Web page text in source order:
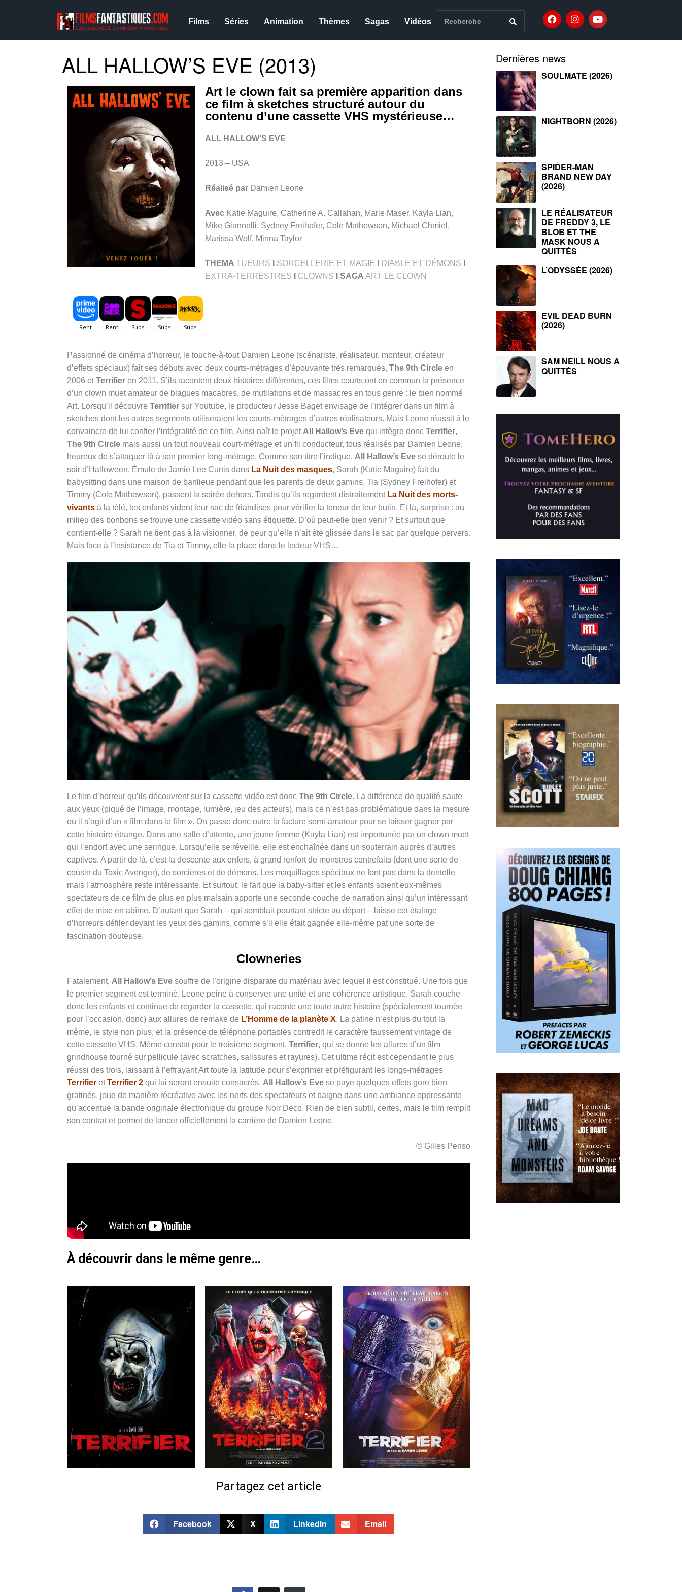
Films Séries Animation Thèmes Sagas Vidéos
ALL HALLOW’S EVE (2013)
Art le clown fait sa première apparition dans
ce film à sketches structuré autour du
contenu d’une cassette VHS mystérieuse…
ALL HALLOW’S EVE
2013 – USA
Réalisé par Damien Leone
Avec Katie Maguire, Catherine A. Callahan, Marie Maser, Kayla Lian,
Mike Giannelli, Sydney Freihofer, Cole Mathewson, Michael Chmiel,
Marissa Wolf, Minna Taylor
THEMA TUEURS SORCELLERIE ET MAGIE DIABLE ET DÉMONS
EXTRA-TERRESTRES
CLOWNS I SAGA ART LE CLOWN
Passionné de cinéma d’horreur, le touche-à-tout Damien Leone (scénariste, réalisateur, monteur, créateur
d’effets spéciaux) fait ses débuts avec deux courts-métrages d’épouvante très remarqués, The 9th Circle en
2006 etTerrifier en 2011. S’ils racontent deux histoires différentes, ces films courts ont en commun la présence
d’un clown muet amateur de blagues macabres, de mutilations et de massacres en tous genre : le bien nommé
Art. Lorsqu’il découvre Terrifier sur Youtube, le producteur Jesse Baget envisage de l’intégrer dans un film à
sketches dont les autres segments utiliseraient les courts-métrages d’autres réalisateurs. Mais Leone réussit à le
convaincre de lui confier l’intégralité de ce film. Ainsi naît le projet All Hallow’s Eve qui intègre donc Terrifier,
The 9th Circle mais aussi un tout nouveau court-métrage et un fil conducteur, tous réalisés par Damien Leone,
heureux de s’attaquer là à son premier long-métrage. Comme son titre l’indique, All Hallow’s Eve se déroule le
soir d’Halloween. Émule de Jamie Lee Curtis dans La Nuit des masques, Sarah (Katie Maguire) fait du
babysitting dans une maison de banlieue pendant que les parents de deux gamins, Tia (Sydney Freihofer) et
Timmy (Cole Mathewson), passent la soirée dehors. Tandis qu’ils regardent distraitement La Nuit des morts-
vivants à la télé, les enfants vident leur sac de friandises pour vérifier la teneur de leur butin. Et là, surprise : au
milieu des bonbons se trouve une cassette vidéo sans étiquette. D’où peut-elle bien venir ? Et surtout que
contient-elle ? Sarah ne tient pas à la visionner, de peur qu’elle n’ait été glissée dans le sac par quelque pervers.
Mais face à l’insistance de Tia et Timmy, elle la place dans le lecteur VHS…
Le film d’horreur qu’ils découvrent sur la cassette vidéo est donc The 9th Circle. La différence de qualité saute
aux yeux (piqué de l’image, montage, lumière, jeu des acteurs), mais ce n’est pas problématique dans la mesure
où il s’agit d’un « film dans le film ». On passe donc outre la facture semi-amateur pour se laisser gagner par
cette histoire étrange. Dans une salle d’attente, une jeune femme (Kayla Lian) est importunée par un clown muet
qui l’endort avec une seringue. Lorsqu’elle se réveille, elle est enchaînée dans un souterrain auprès d’autres
captives. A partir de là, c’est la descente aux enfers, à grand renfort de monstres contrefaits (dont une sorte de
cousin du Toxic Avenger), de sorcières et de démons. Les maquillages spéciaux ne font pas dans la dentelle
mais l’atmosphère reste intéressante. Et surtout, le fait que la baby-sitter et les enfants soient eux-mêmes
spectateurs de ce film de plus en plus malsain apporte une seconde couche de narration ainsi qu’un intéressant
effet de mise en abîme. D’autant que Sarah – qui semblait pourtant stricte au départ – laisse cet étalage
d’horreurs défiler devant les yeux des gamins, comme s’il elle était gagnée elle-même pat une sorte de
fascination douteuse.
Clowneries
Fatalement, All Hallow’s Eve souffre de l’origine disparate du matériau avec lequel il est constitué. Une fois que
le premier segment est terminé, Leone peine à conserver une unité et une cohérence artistique. Sarah couche
donc les enfants et continue de regarder la cassette, qui raconte une toute autre histoire (spécialement tournée
pour l’occasion, donc) aux allures de remake de L’Homme de la planète X. La patine n’est plus du tout la
même, le style non plus, et la présence de téléphone portables contredit le caractère faussement vintage de
cette cassette VHS. Même constat pour le troisième segment, Terrifier, qui se donne les allures d’un film
grindhouse tourné sur pellicule (avec scratches, salissures et rayures). Cet ultime récit est cependant le plus
réussi des trois, laissant à l’effrayant Art toute la latitude pour s’exprimer et préfigurant les longs-métrages
Terrifier etTerrifier 2 qui lui seront ensuite consacrés. All Hallow’s Eve se paye quelques effets gore bien
gratinés, joue de manière récréative avec les nerfs des spectateurs et baigne dans une ambiance oppressante
qu’accentue la bande originale électronique du groupe Noir Deco. Rien de bien subtil, certes, mais le film remplit
son contrat et permet de lancer officiellement la carrière de Damien Leone.
© Gilles Penso
À découvrir dans le même genre…
Partagez cet article
Facebook X Linkedin Email
Dernières news
SOULMATE (2026)
NIGHTBORN (2026)
SPIDER-MAN
BRAND NEW DAY
(2026)
LE RÉALISATEUR
DE FREDDY 3, LE
BLOB ET THE
MASK NOUS A
QUITTÉS
L’ODYSSÉE (2026)
EVIL DEAD BURN
(2026)
SAM NEILL NOUS A
QUITTÉS